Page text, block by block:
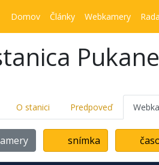
Domov Články Webkamery
O stanici Predpoveď
snímka